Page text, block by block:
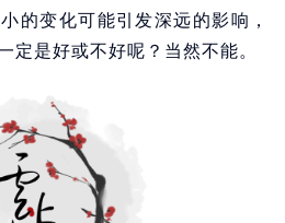
的变化可能引发深远的影响，
定是好或不好呢？当然不能。